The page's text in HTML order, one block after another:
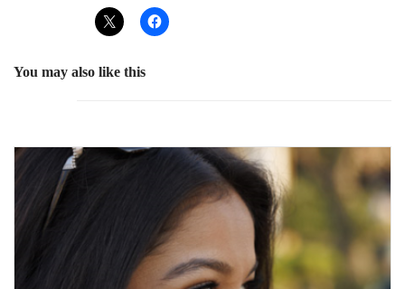
You may also like this